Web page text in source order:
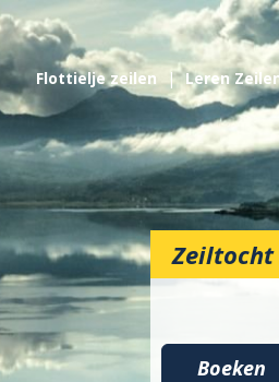
Zeiltocht
Boeken
Flottielje zeilen Leren